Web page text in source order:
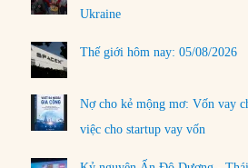
Ukraine
Thế giới hôm nay: 05/08/2026
Nợ cho kẻ mộng mơ: Vốn vay
việc cho startup vay vốn